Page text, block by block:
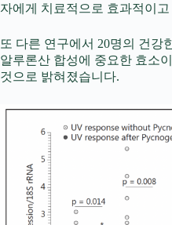
자에게 치료적으로 효과적이
또 다른 연구에서 20명의 건강
알루론산 합성에 중요한 효소
것으로 밝혀졌습니다.